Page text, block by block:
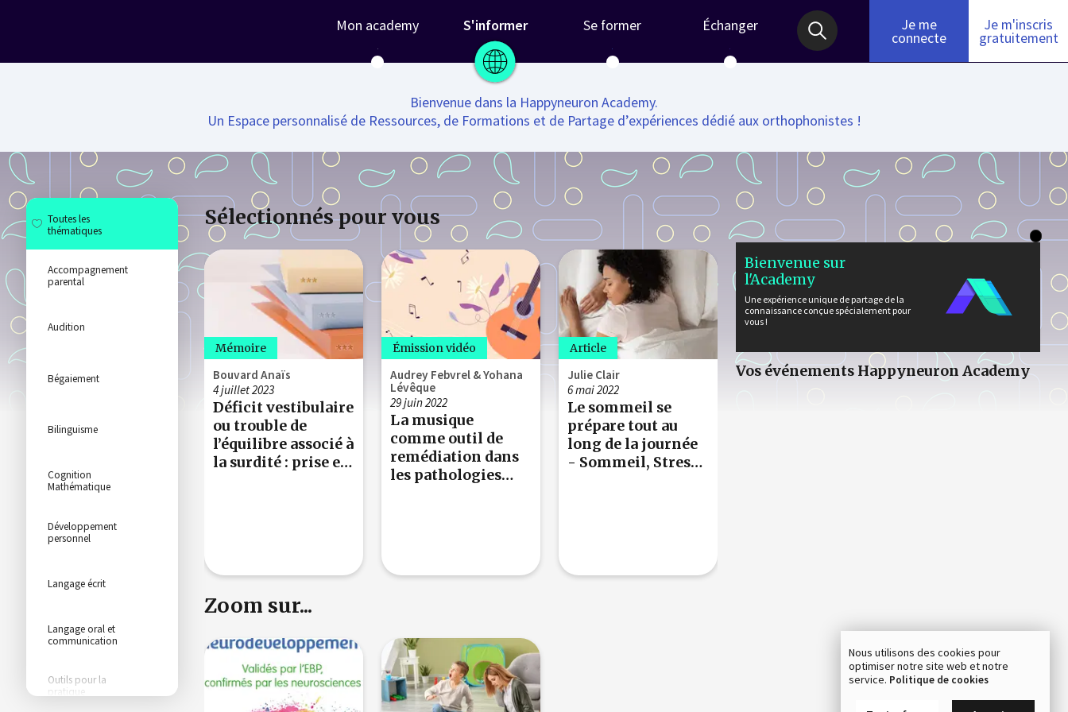
Nous utilisons des cookies pour
optimiser notre site web et notre
service. Politique de cookies
Mon academy S'informer Se former Échanger Je me
connecte
Je m'inscris
gratuitement
Bienvenue dans la Happyneuron Academy.
Un Espace personnalisé de Ressources, de Formations et de Partage d’expériences dédié aux orthophonistes !
Toutes les
thématiques
Accompagnement
parental
Audition
Bégaiement
Bilinguisme
Cognition
Mathématique
Développement
personnel
Langage écrit
Langage oral et
communication
Outils pour la
pratique
Sélectionnés pour vous
Mémoire
Bouvard Anaïs
4 juillet 2023
Déficit vestibulaire
ou trouble de
l’équilibre associé à
la surdité : prise en
Émission vidéo
Audrey Febvrel & Yohana
Lévêque
29 juin 2022
La musique
comme outil de
remédiation dans
les pathologies
Article
Julie Clair
6 mai 2022
Le sommeil se
prépare tout au
long de la journée
- Sommeil, Stress
Bienvenue sur
l'Academy
Une expérience unique de partage de la
connaissance conçue spécialement pour
vous !
Vos événements Happyneuron Academy
Zoom sur...